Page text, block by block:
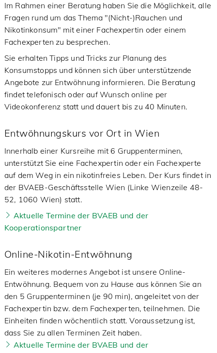
Im Rahmen einer Beratung haben Sie die Möglichkeit, alle
Fragen rund um das Thema "(Nicht-)Rauchen und
Nikotinkonsum" mit einer Fachexpertin oder einem
Fachexperten zu besprechen.
Sie erhalten Tipps und Tricks zur Planung des
Konsumstopps und können sich über unterstützende
Angebote zur Entwöhnung informieren. Die Beratung
findet telefonisch oder auf Wunsch online per
Videokonferenz statt und dauert bis zu 40 Minuten.
Entwöhnungskurs vor Ort in Wien
Innerhalb einer Kursreihe mit 6 Gruppenterminen,
unterstützt Sie eine Fachexpertin oder ein Fachexperte
auf dem Weg in ein nikotinfreies Leben. Der Kurs findet in
der BVAEB-Geschäftsstelle Wien (Linke Wienzeile 48-
52, 1060 Wien) statt.
Aktuelle Termine der BVAEB und der
Kooperationspartner
Online-Nikotin-Entwöhnung
Ein weiteres modernes Angebot ist unsere Online-
Entwöhnung. Bequem von zu Hause aus können Sie an
den 5 Gruppenterminen (je 90 min), angeleitet von der
Fachexpertin bzw. dem Fachexperten, teilnehmen. Die
Einheiten finden wöchentlich statt. Voraussetzung ist,
dass Sie zu allen Terminen Zeit haben.
Aktuelle Termine der BVAEB und der